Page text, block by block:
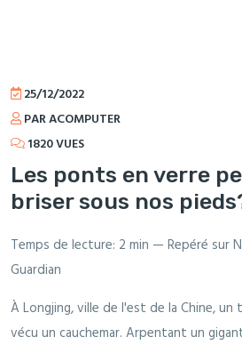
25/12/2022
PAR ACOMPUTER
1820 VUES
Les ponts en verre
briser sous nos
Temps de lecture: 2 min — Repéré sur
Guardian
À Longjing, ville de l'est de la Chine,
vécu un cauchemar. Arpentant un